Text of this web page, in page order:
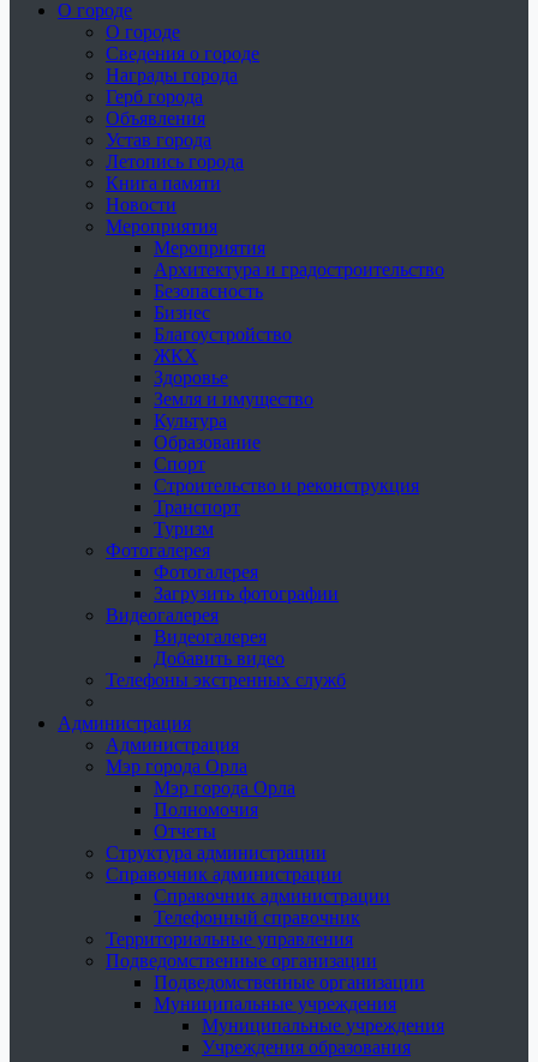
О городе
О городе
Сведения о городе
Награды города
Герб города
Объявления
Устав города
Летопись города
Книга памяти
Новости
Мероприятия
Мероприятия
Архитектура и градостроительство
Безопасность
Бизнес
Благоустройство
ЖКХ
Здоровье
Земля и имущество
Культура
Образование
Спорт
Строительство и реконструкция
Транспорт
Туризм
Фотогалерея
Фотогалерея
Загрузить фотографии
Видеогалерея
Видеогалерея
Добавить видео
Телефоны экстренных служб
Администрация
Администрация
Мэр города Орла
Мэр города Орла
Полномочия
Отчеты
Структура администрации
Справочник администрации
Справочник администрации
Телефонный справочник
Территориальные управления
Подведомственные организации
Подведомственные организации
Муниципальные учреждения
Муниципальные учреждения
Учреждения образования